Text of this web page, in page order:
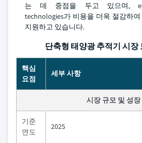
는 데 중점을 두고 있으며,
technologies가 비용을 더욱 절감하
지원하고 있습니다.
단축형 태양광 추적기 시장
핵심
요점
세부 사항
시장 규모 및 성장
기준
연도
2025